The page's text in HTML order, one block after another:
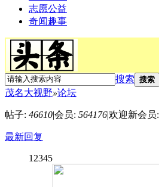
志愿公益
奇闻趣事
搜索 搜索
茂名大视野»论坛
帖子: 46610|会员: 564176|欢迎新会员:
最新回复
1 2345